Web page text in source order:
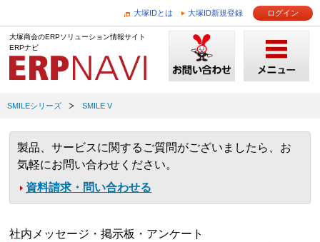
大塚IDとは 大塚ID新規登録 ログイン
大塚商会のERPソリューション情報サイト
ERPナビ
SMILEシリーズ SMILE V
製品、サービスに関するご質問がございましたら、お
気軽にお問い合わせください。
資料請求・問い合わせる
社内メッセージ・掲示板・アンケート